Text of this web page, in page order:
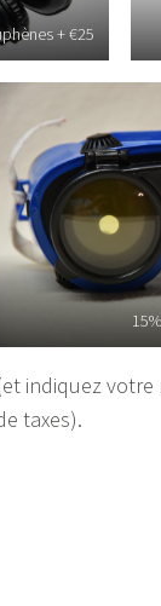
+ €25
indiquez votre
taxes).